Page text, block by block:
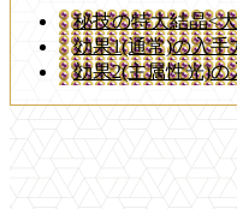
秘技の特大結晶<
効果1(通常)の入手
効果2(主属性光)の